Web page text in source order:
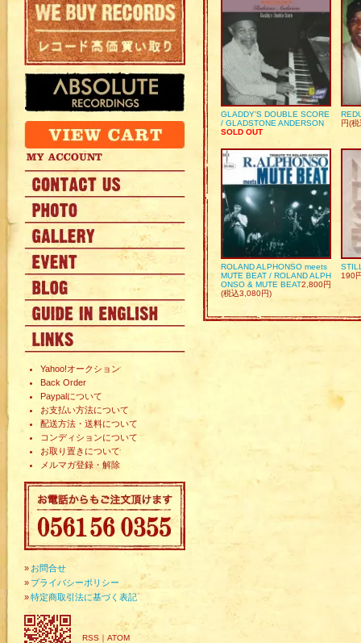
Yahoo!オークション
Back Order
Paypalについて
お支払い方法について
配送方法・送料について
コンディションについて
お取り置きについて
メルマガ登録・解除
» お問合せ
» プライバシーポリシー
»特定商取引法に基づく表記
RSS ｜ ATOM
GLADDY’S DOUBLE SCORE
/ GLADSTONE ANDERSON
SOLD OUT
円(
ROLAND ALPHONSO meets
MUTE BEAT / ROLAND ALPH
ONSO & MUTE BEAT2,800円
(税込3,080円)
190